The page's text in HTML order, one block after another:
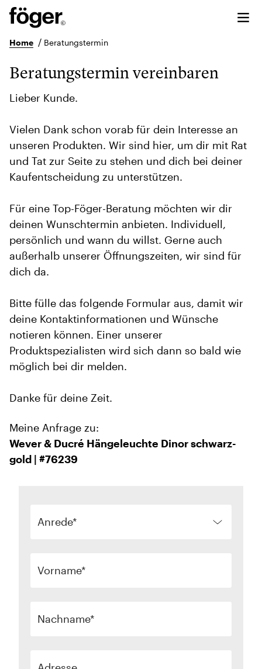
Home / Beratungstermin
Beratungstermin vereinbaren
Lieber Kunde.
Vielen Dank schon vorab für dein Interesse an
unseren Produkten. Wir sind hier, um dir mit Rat
und Tat zur Seite zu stehen und dich bei deiner
Kaufentscheidung zu unterstützen.
Für eine Top-Föger-Beratung möchten wir dir
deinen Wunschtermin anbieten. Individuell,
persönlich und wann du willst. Gerne auch
außerhalb unserer Öffnungszeiten, wir sind für
dich da.
Bitte fülle das folgende Formular aus, damit wir
deine Kontaktinformationen und Wünsche
notieren können. Einer unserer
Produktspezialisten wird sich dann so bald wie
möglich bei dir melden.
Danke für deine Zeit.
Meine Anfrage zu:
Wever & Ducré Hängeleuchte Dinor schwarz-
gold | #76239
Anrede
Vorname
Nachname